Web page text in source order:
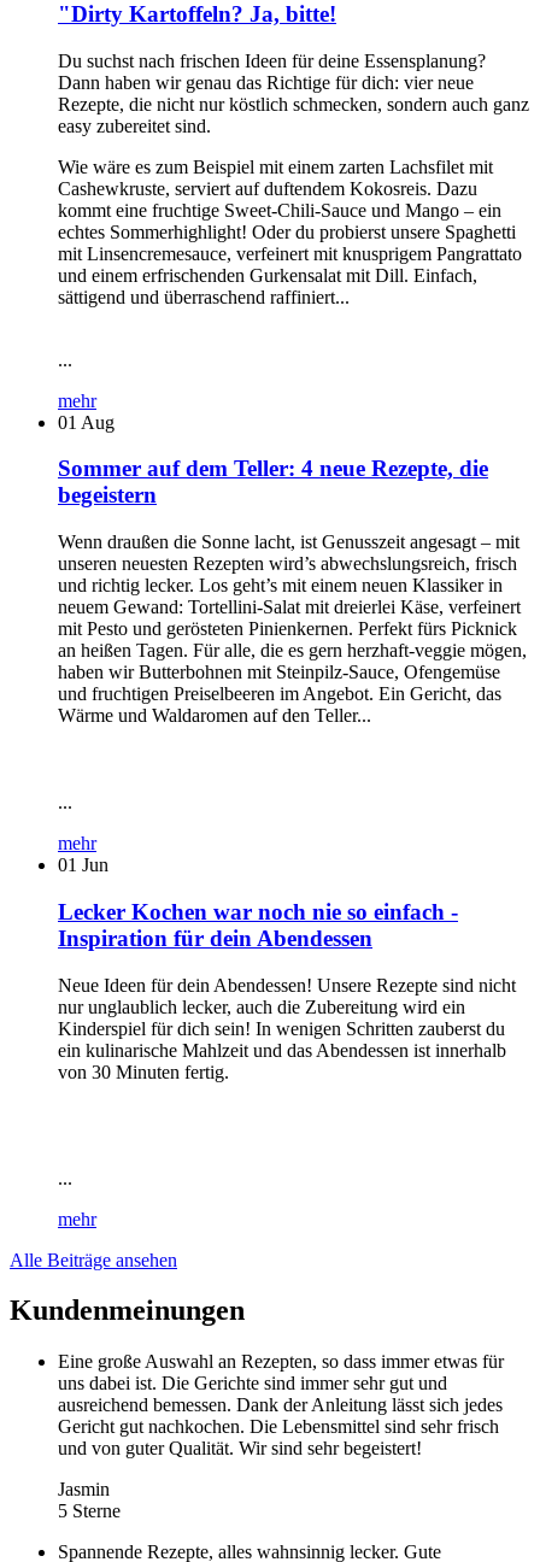
"Dirty Kartoffeln? Ja, bitte!
Du suchst nach frischen Ideen für deine Essensplanung?
Dann haben wir genau das Richtige für dich: vier neue
Rezepte, die nicht nur köstlich schmecken, sondern auch ganz
easy zubereitet sind.
Wie wäre es zum Beispiel mit einem zarten Lachsfilet mit
Cashewkruste, serviert auf duftendem Kokosreis. Dazu
kommt eine fruchtige Sweet-Chili-Sauce und Mango – ein
echtes Sommerhighlight! Oder du probierst unsere Spaghetti
mit Linsencremesauce, verfeinert mit knusprigem Pangrattato
und einem erfrischenden Gurkensalat mit Dill. Einfach,
sättigend und überraschend raffiniert...
...
mehr
01 Aug
Sommer auf dem Teller: 4 neue Rezepte, die
begeistern
Wenn draußen die Sonne lacht, ist Genusszeit angesagt – mit
unseren neuesten Rezepten wird’s abwechslungsreich, frisch
und richtig lecker. Los geht’s mit einem neuen Klassiker in
neuem Gewand: Tortellini-Salat mit dreierlei Käse, verfeinert
mit Pesto und gerösteten Pinienkernen. Perfekt fürs Picknick
an heißen Tagen. Für alle, die es gern herzhaft-veggie mögen,
haben wir Butterbohnen mit Steinpilz-Sauce, Ofengemüse
und fruchtigen Preiselbeeren im Angebot. Ein Gericht, das
Wärme und Waldaromen auf den Teller...
...
mehr
01 Jun
Lecker Kochen war noch nie so einfach -
Inspiration für dein Abendessen
Neue Ideen für dein Abendessen! Unsere Rezepte sind nicht
nur unglaublich lecker, auch die Zubereitung wird ein
Kinderspiel für dich sein! In wenigen Schritten zauberst du
ein kulinarische Mahlzeit und das Abendessen ist innerhalb
von 30 Minuten fertig.
...
mehr
Alle Beiträge ansehen
Kundenmeinungen
Eine große Auswahl an Rezepten, so dass immer etwas für
uns dabei ist. Die Gerichte sind immer sehr gut und
ausreichend bemessen. Dank der Anleitung lässt sich jedes
Gericht gut nachkochen. Die Lebensmittel sind sehr frisch
und von guter Qualität. Wir sind sehr begeistert!
Jasmin
5 Sterne
Spannende Rezepte, alles wahnsinnig lecker. Gute